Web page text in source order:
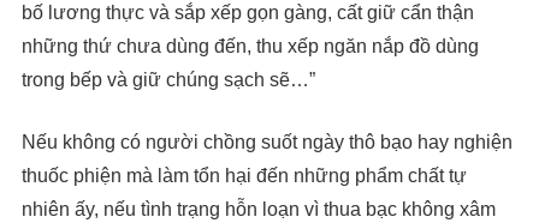
bố lương thực và sắp xếp gọn gàng, cất giữ cẩn thận
những thứ chưa dùng đến, thu xếp ngăn nắp đồ dùng
trong bếp và giữ chúng sạch sẽ…”
Nếu không có người chồng suốt ngày thô bạo hay nghiện
thuốc phiện mà làm tổn hại đến những phẩm chất tự
nhiên ấy, nếu tình trạng hỗn loạn vì thua bạc không xâm